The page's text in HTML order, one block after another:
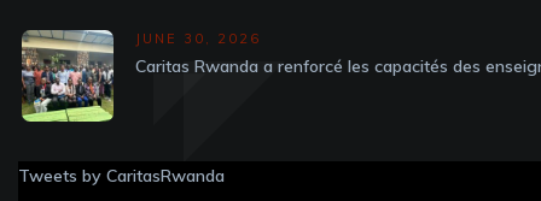
JUNE 30, 2026
Caritas Rwanda a renforcé les capacités des
Tweets by CaritasRwanda